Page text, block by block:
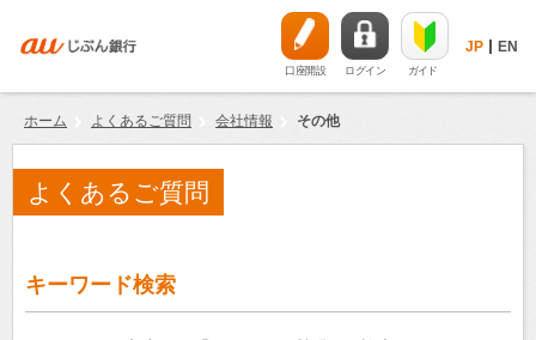
口座開設 ログイン ガイド
JP EN
ホーム よくあるご質問 会社情報 その他
よくあるご質問
キーワード検索